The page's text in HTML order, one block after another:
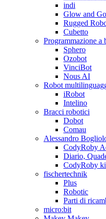
indi
Glow and
Rugged
Cubetto
Programmazione a
Sphero
Ozobot
VinciBot
Nous AI
Robot
iRobot
Intelino
Bracci robotici
Dobot
Comau
Alessandro
CodyRoby
Diario,
CodyRoby
fischertechnik
Plus
Robotic
Parti di
micro:bit